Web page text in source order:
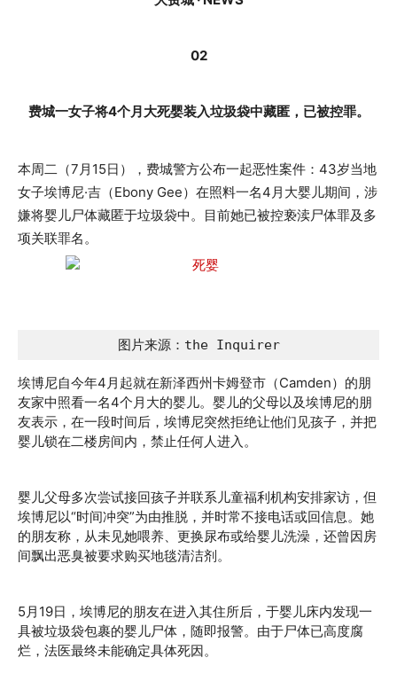
02
费城一女子将4个月大死婴装入垃圾袋中藏匿，已被控罪。
本周二（7月15日），费城警方公布一起恶性案件：43岁当地
女子埃博尼·吉（Ebony Gee）在照料一名4月大婴儿期间，涉
嫌将婴儿尸体藏匿于垃圾袋中。目前她已被控亵渎尸体罪及多
项关联罪名。
图片来源：the Inquirer
埃博尼自今年4月起就在新泽西州卡姆登市（Camden）的朋
友家中照看一名4个月大的婴儿。婴儿的父母以及埃博尼的朋
友表示，在一段时间后，埃博尼突然拒绝让他们见孩子，并把
婴儿锁在二楼房间内，禁止任何人进入。
婴儿父母多次尝试接回孩子并联系儿童福利机构安排家访，但
埃博尼以“时间冲突”为由推脱，并时常不接电话或回信息。她
的朋友称，从未见她喂养、更换尿布或给婴儿洗澡，还曾因房
间飘出恶臭被要求购买地毯清洁剂。
5月19日，埃博尼的朋友在进入其住所后，于婴儿床内发现一
具被垃圾袋包裹的婴儿尸体，随即报警。由于尸体已高度腐
烂，法医最终未能确定具体死因。